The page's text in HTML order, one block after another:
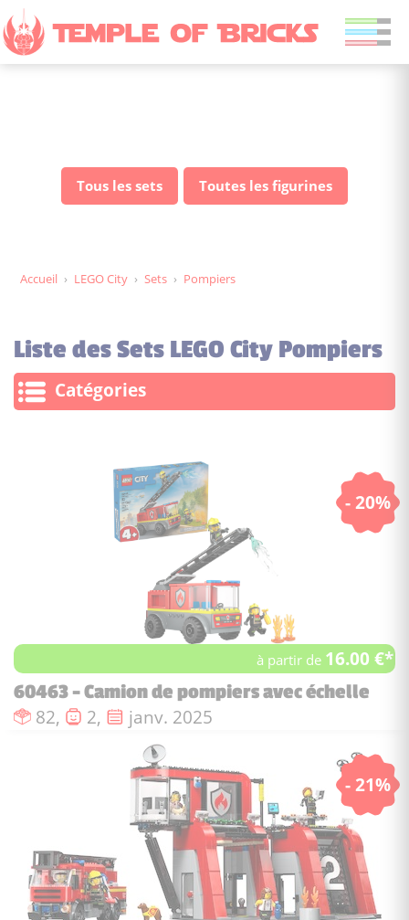
Tous les sets Toutes les figurines
Accueil › LEGO City › Sets › Pompiers
Liste des Sets LEGO City Pompiers
Catégories
- 20%
à partir de 16.00 €*
60463 - Camion de pompiers avec échelle
Nombre de pièces :
82, Nombre de figurines :
2, Date de sortie :
janv. 2025
- 21%